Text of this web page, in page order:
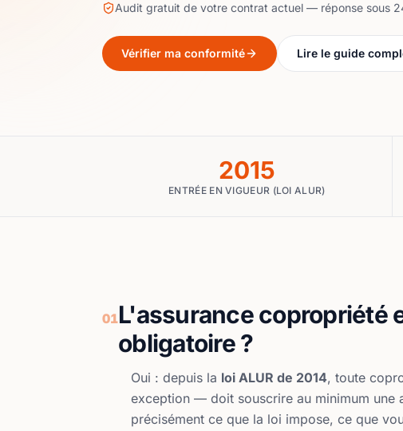
Audit gratuit de votre contrat actuel — réponse sous
Vérifier ma conformité Lire le guide
ENTRÉE EN VIGUEUR (LOI ALUR)
2015
01L'assurance copropriété
obligatoire ?
Oui : depuis la loi ALUR de 2014, toute
exception — doit souscrire au minimum une
précisément ce que la loi impose, ce que